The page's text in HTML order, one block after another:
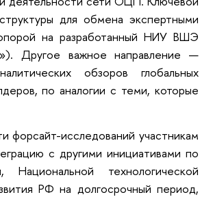
для обмена экспертными
на разработанный НИУ ВШЭ
Другое важное направление —
обзоров глобальных
по аналогии с теми, которые
форсайт-исследований участникам
с другими инициативами по
технологической
РФ на долгосрочный период,